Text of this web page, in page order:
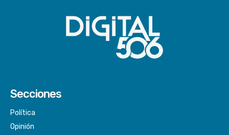
Secciones
Política
Opinión